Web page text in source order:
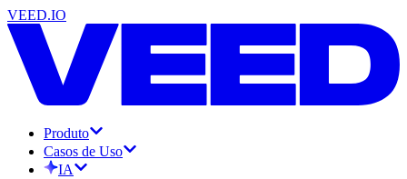
VEED.IO
Produto
Casos de Uso
IA